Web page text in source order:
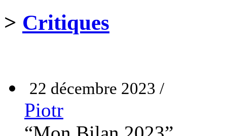
> Critiques
22 décembre 2023 /
Piotr